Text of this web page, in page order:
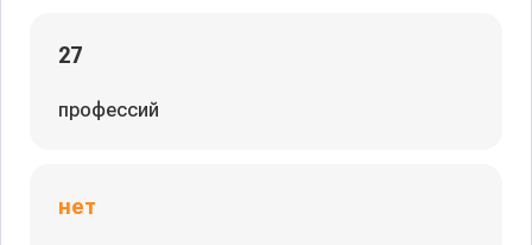
27
профессий
нет